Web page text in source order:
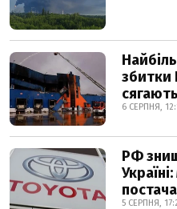
збитки
6 СЕРПНЯ,
РФ
5 СЕРПНЯ,